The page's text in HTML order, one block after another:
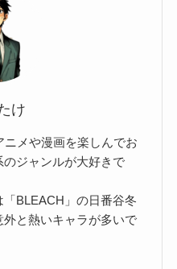
け
メや漫画を楽しんでお
のジャンルが大好きで
BLEACH」の日番谷冬
と熱いキャラが多いで